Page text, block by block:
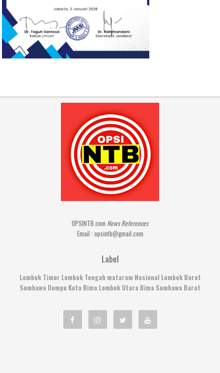
OPSINTB.com News References
Email : opsintb@gmail.com
Label
Lombok Timur Lombok Tengah mataram Nasional Lombok Barat
Sumbawa Dompu Kota Bima Lombok Utara Bima Sumbawa Barat